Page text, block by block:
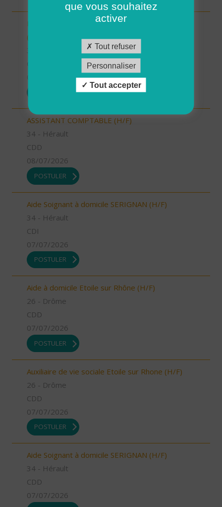
INTERVENANT.E A DOMICILE - VAL D'ANAST
(H/F)
ASSISTANT COMPTABLE (H/F)
34 - Hérault
CDD
08/07/2026
POSTULER
Aide Soignant à domicile SERIGNAN (H/F)
34 - Hérault
CDI
07/07/2026
POSTULER
Aide à domicile Etoile sur Rhône (H/F)
26 - Drôme
CDD
07/07/2026
POSTULER
Auxiliaire de vie sociale Etoile sur Rhone (H/F)
26 - Drôme
CDD
07/07/2026
POSTULER
Aide Soignant à domicile SERIGNAN (H/F)
34 - Hérault
CDD
07/07/2026
que vous souhaitez
activer
Tout refuser
Personnaliser
Tout accepter